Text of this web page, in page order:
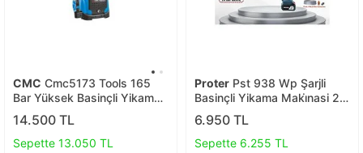
CMC Cmc5173 Tools 165
Bar Yüksek Basinçli Yikama
Maki̇nasi,genel,araç,yikama
14.500 TL
Sepette 13.050 TL
Proter Pst 938 Wp Şarjli
Basinçli Yikama Maki̇nasi 20
Bar
6.950 TL
Sepette 6.255 TL